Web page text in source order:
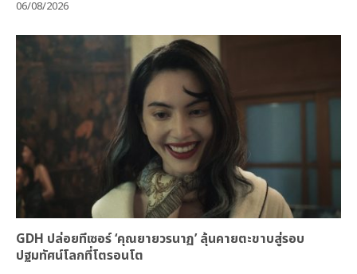
06/08/2026
GDH ปล่อยทีเซอร์ ‘คุณยายวรนาฏ’ ลุ้นคายตะขาบสู่รอบ
ปฐมทัศน์โลกที่โตรอนโต